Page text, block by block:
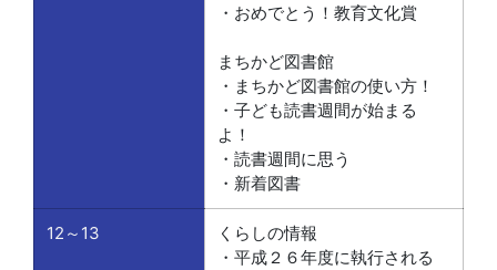
・おめでとう！教育文化賞
まちかど図書館
・まちかど図書館の使い方！
・子ども読書週間が始まる
よ！
・読書週間に思う
・新着図書
12～13
くらしの情報
・平成２６年度に執行される